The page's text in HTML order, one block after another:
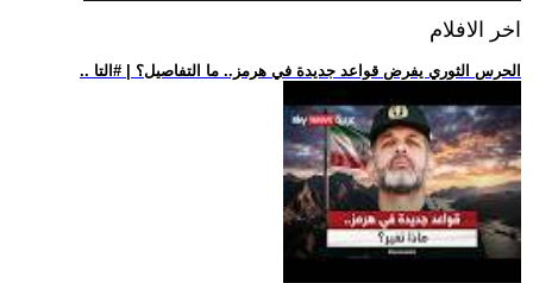
اخر الافلام
.. الحرس الثوري يفرض قواعد جديدة في هرمز.. ما التفاصيل؟ | #التا